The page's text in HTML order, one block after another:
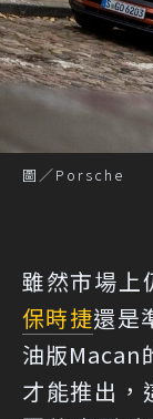
圖／Porsche
雖然市場上
保時捷還是
油版Macan
才能推出，